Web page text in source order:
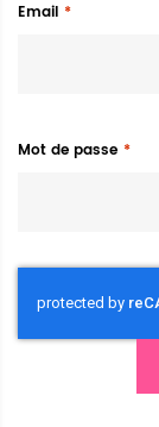
Email
Mot de passe